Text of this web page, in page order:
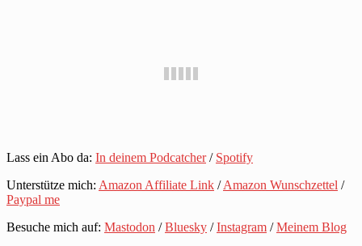
Lass ein Abo da: In deinem Podcatcher/ Spotify
Unterstütze mich: Amazon Affiliate Link /Amazon Wunschzettel /
Paypal me
Besuche mich auf: Mastodon /Bluesky /Instagram /Meinem Blog